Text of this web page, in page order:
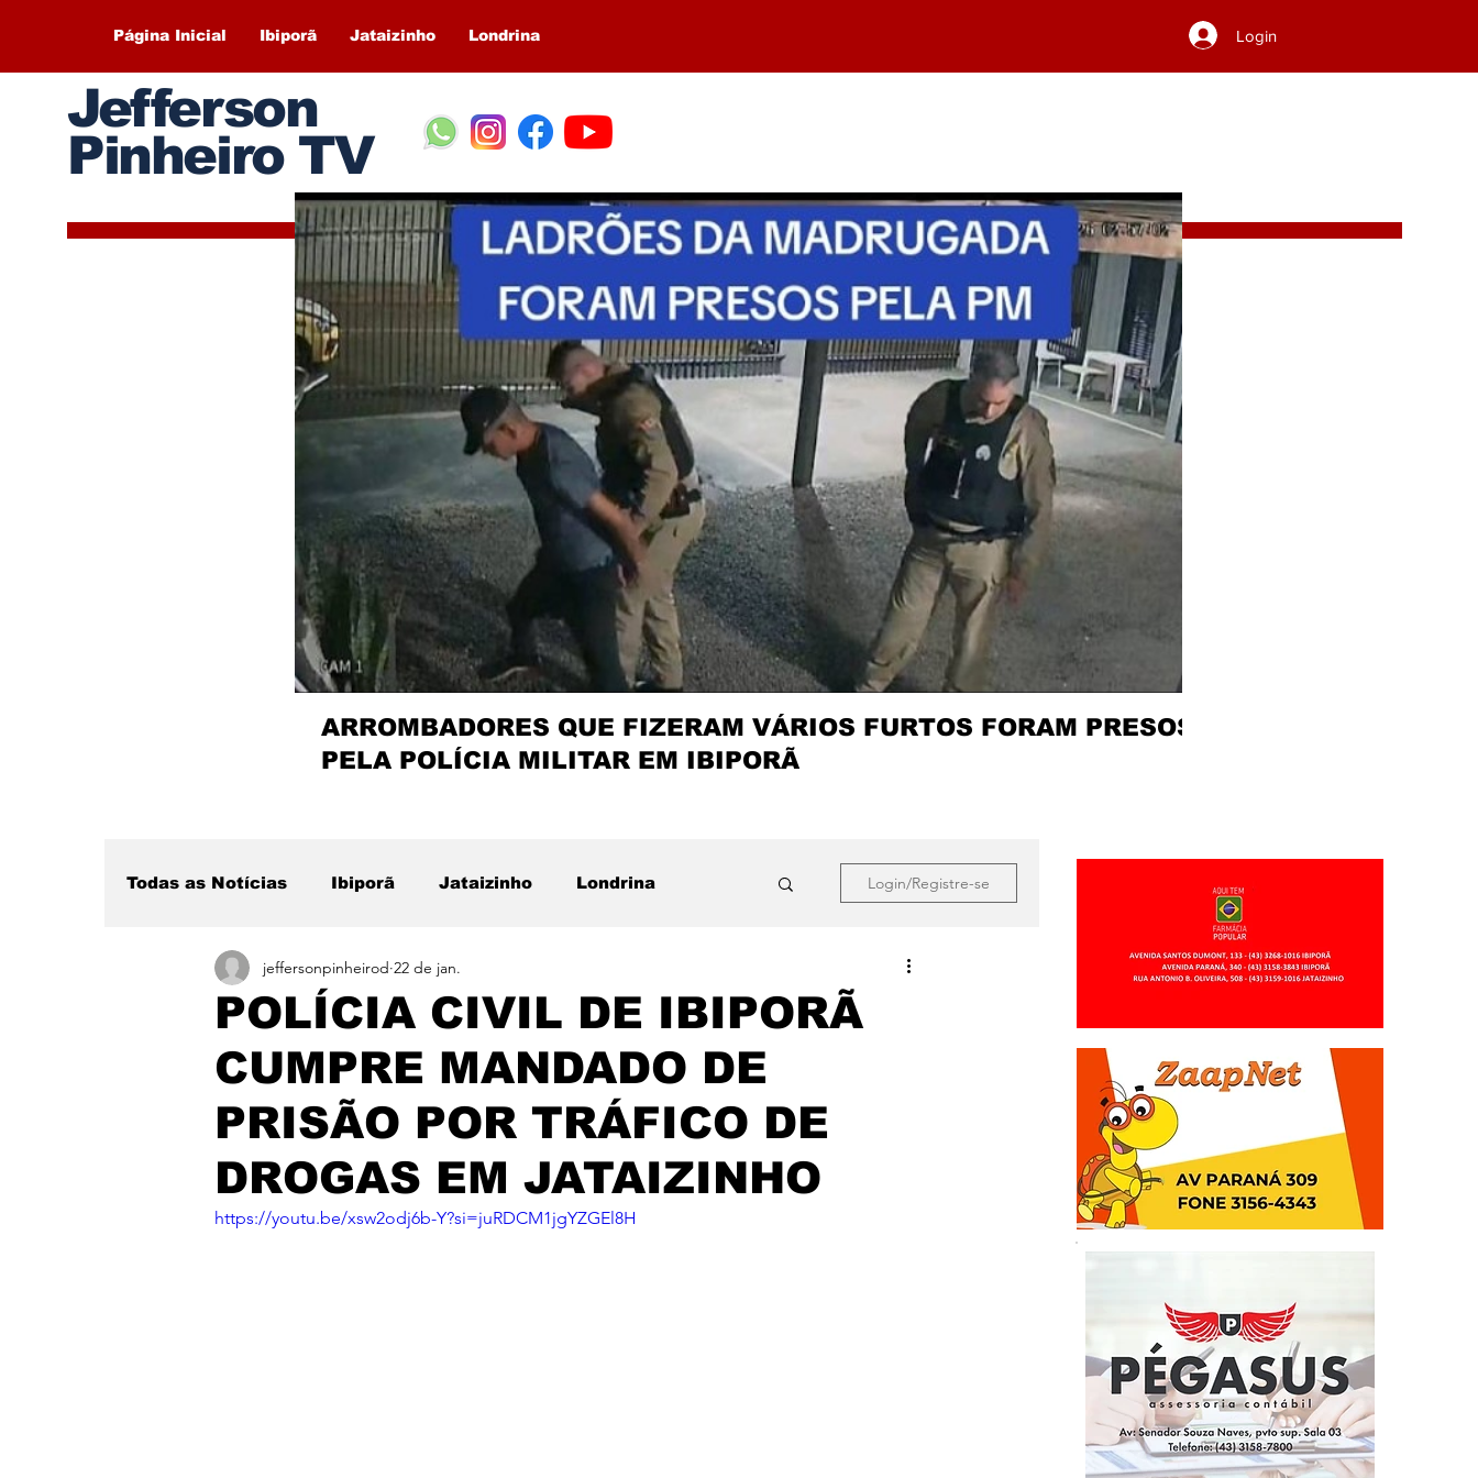
Página Inicial Ibiporã Jataizinho Londrina Login
Jefferson
Pinheiro TV
ARROMBADORES QUE FIZERAM VÁRIOS FURTOS FORAM PRESOS
PELA POLÍCIA MILITAR EM IBIPORÃ
Todas as Notícias Ibiporã Jataizinho Londrina
Região Sertanópolis Destaque
Login/Registre-se
POLÍCIA CIVIL DE IBIPORÃ
CUMPRE MANDADO DE
PRISÃO POR TRÁFICO DE
DROGAS EM JATAIZINHO
jeffersonpinheirod 22 de jan.
https://youtu.be/xsw2odj6b-Y?si=juRDCM1jgYZGEl8H